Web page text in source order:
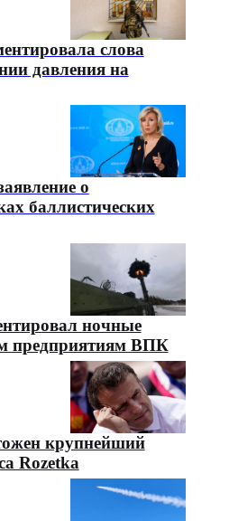
слова
давления на
о
баллистических
ночные
предприятиям ВПК
крупнейший
Rozetka